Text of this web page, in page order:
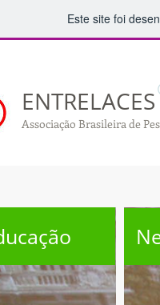
Este site foi
ENTRELACES
Associação Brasileira de